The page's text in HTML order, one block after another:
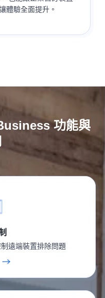
體驗全面提升。
功能與
遠端裝置排除問題